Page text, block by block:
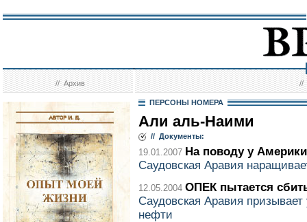
//Архив //
ПЕРСОНЫ НОМЕРА
Али аль-Наими
// Документы:
19.01.2007 На поводу у Америки
Саудовская Аравия
12.05.2004 ОПЕК пытается
Саудовская Аравия призывает
нефти